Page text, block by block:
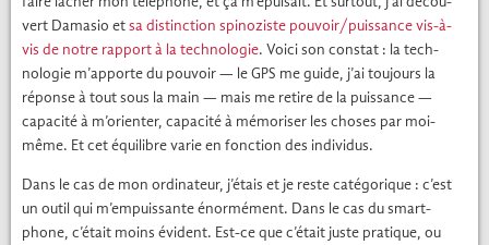
vert Dama­sio etsa dis­tinc­tion spin­oziste pouvoir/puissance vis-à-
vis de notre rap­port à la tech­nolo­gie. Voici son con­stat : la tech­
nolo­gie m’apporte du pou­voir — le GPS me guide, j’ai tou­jours la
réponse à tout sous la main — mais me retire de la puis­sance —
capac­ité à m’orienter, capac­ité à mémoris­er les choses par moi-
même. Et cet équili­bre varie en fonc­tion des indi­vidus.
Dans le cas de mon ordi­na­teur, j’étais et je reste caté­gorique : c’est
un out­il qui m’empuissante énor­mé­ment. Dans le cas du smart­
phone, c’était moins évi­dent. Est-ce que c’était juste pra­tique, ou